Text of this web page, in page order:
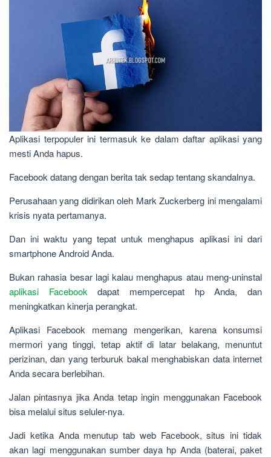
Aplikasi terpopuler ini termasuk ke dalam daftar aplikasi yang
mesti Anda hapus.
Facebook datang dengan berita tak sedap tentang skandalnya.
Perusahaan yang didirikan oleh Mark Zuckerberg ini mengalami
krisis nyata pertamanya.
Dan ini waktu yang tepat untuk menghapus aplikasi ini dari
smartphone Android Anda.
Bukan rahasia besar lagi kalau menghapus atau meng-uninstal
aplikasi Facebookdapat mempercepat hp Anda, dan
meningkatkan kinerja perangkat.
Aplikasi Facebook memang mengerikan, karena konsumsi
mermori yang tinggi, tetap aktif di latar belakang, menuntut
perizinan, dan yang terburuk bakal menghabiskan data internet
Anda secara berlebihan.
Jalan pintasnya jika Anda tetap ingin menggunakan Facebook
bisa melalui situs seluler-nya.
Jadi ketika Anda menutup tab web Facebook, situs ini tidak
akan lagi menggunakan sumber daya hp Anda (baterai, paket